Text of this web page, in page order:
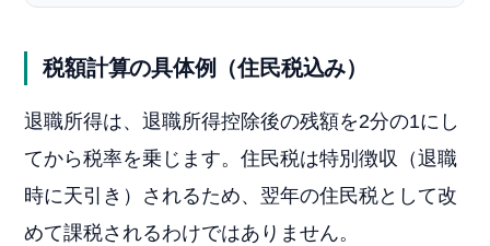
税額計算の具体例（住民税込み）
退職所得は、退職所得控除後の残額を2分の1にし
てから税率を乗じます。住民税は特別徴収（退職
時に天引き）されるため、翌年の住民税として改
めて課税されるわけではありません。